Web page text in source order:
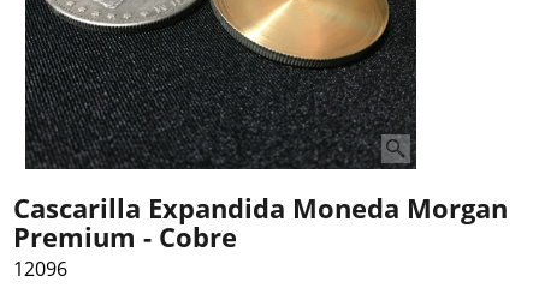
Cascarilla Expandida Moneda Morgan
Premium - Cobre
12096